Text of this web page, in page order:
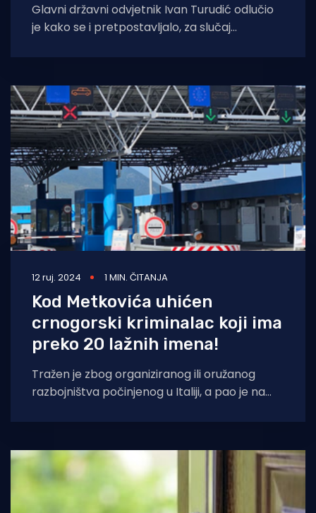
Glavni državni odvjetnik Ivan Turudić odlučio
je kako se i pretpostavljalo, za slučaj
podmićivanje,
12 ruj. 2024 1 MIN. ČITANJA
Kod Metkovića uhićen
crnogorski kriminalac koji ima
preko 20 lažnih imena!
Tražen je zbog organiziranog ili oružanog
razbojništva počinjenog u Italiji, a pao je na